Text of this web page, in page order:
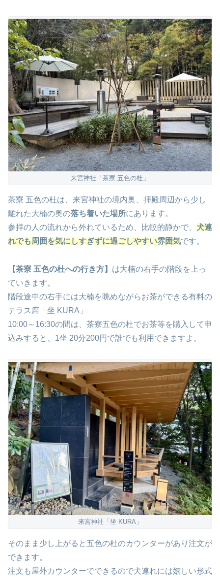
来宮神社「茶寮 五色の杜」
茶寮 五色の杜は、来宮神社の境内奥、拝殿周辺から少し
離れた大楠の奥の落ち着いた場所にあります。
参拝の人の流れから外れているため、比較的静かで、 犬連
れでも周囲を気にしすぎずに過ごしやすい雰囲気です。
【茶寮 五色の杜への行き方】 は大楠の右手の階段を上っ
ていきます。
階段途中の右手には大楠を眺めながらお茶ができる有料の
テラス席「坐 KURA」
10:00～16:30の間は、茶寮五色の杜でお茶等を購入して申
込みすると、1坐 20分200円で誰でも利用できますよ。
来宮神社「坐 KURA」
そのまま少し上がると五色の杜のカウンターがあり注文が
できます。
注文も屋外カウンターでできるので犬連れには嬉しい形式